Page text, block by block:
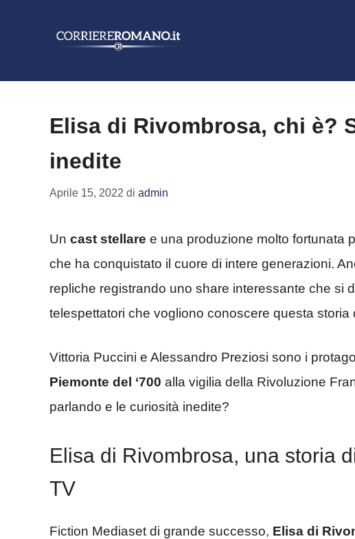
Elisa di Rivombrosa, chi è?
inedite
Aprile 15, 2022 di admin
Un cast stellare e una produzione molto fortunata
che ha conquistato il cuore di intere generazioni.
repliche registrando uno share interessante che si
telespettatori che vogliono conoscere questa storia
Vittoria Puccini e Alessandro Preziosi sono i
Piemonte del ‘700 alla vigilia della Rivoluzione
parlando e le curiosità inedite?
Elisa di Rivombrosa, una storia
TV
Fiction Mediaset di grande successo, Elisa di